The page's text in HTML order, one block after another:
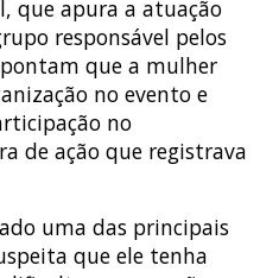
que apura a atuação
responsável pelos
que a mulher
no evento e
no
de ação que registrava
uma das principais
que ele tenha